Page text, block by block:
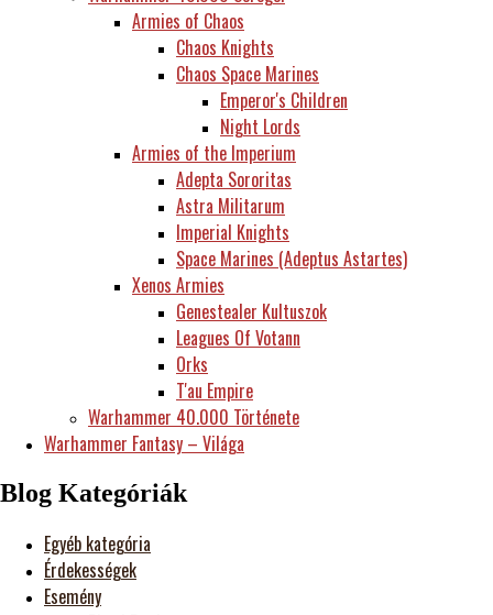
Armies of Chaos
Chaos Knights
Chaos Space Marines
Emperor's Children
Night Lords
Armies of the Imperium
Adepta Sororitas
Astra Militarum
Imperial Knights
Space Marines (Adeptus Astartes)
Xenos Armies
Genestealer Kultuszok
Leagues Of Votann
Orks
T'au Empire
Warhammer 40.000 Története
Warhammer Fantasy – Világa
Blog Kategóriák
Egyéb kategória
Érdekességek
Esemény